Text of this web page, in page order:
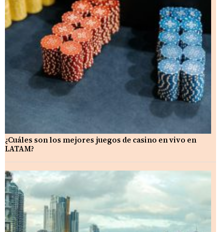
¿Cuáles son los mejores juegos de casino en vivo en
LATAM?